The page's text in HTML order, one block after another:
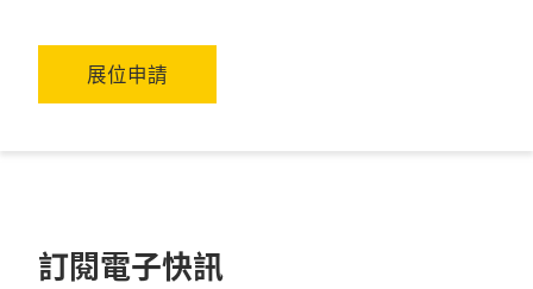
展位申請
訂閱電子快訊